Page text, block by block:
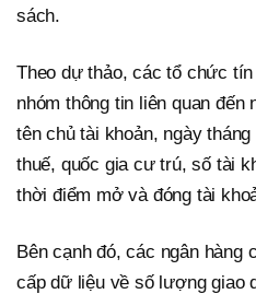
sách.
Theo dự thảo, các tổ chức
nhóm thông tin liên quan đến
tên chủ tài khoản, ngày
thuế, quốc gia cư trú, số tài
thời điểm mở và đóng tài
Bên cạnh đó, các ngân hàng
cấp dữ liệu về số lượng giao